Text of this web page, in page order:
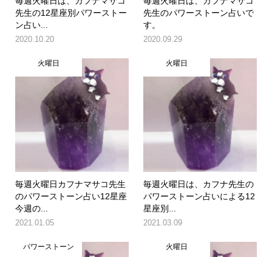
先生の12星座別パワーストー
ン占い...
2020.10.20
先生のパワーストーン占いで
す。
2020.09.29
火曜日
毎週火曜日カフナマサコ先生
のパワーストーン占い12星座
今週の...
2021.01.05
火曜日
毎週火曜日は、カフナ先生の
パワーストーン占いによる12
星座別...
2021.03.09
パワーストーン 火曜日